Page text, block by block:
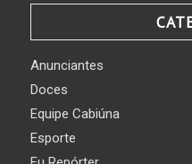
Anunciantes
Doces
Equipe Cabiúna
Esporte